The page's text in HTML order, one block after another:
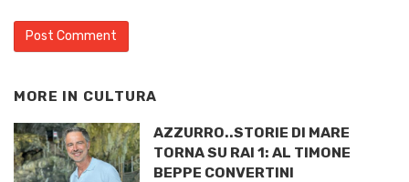
MORE IN CULTURA
AZZURRO..STORIE DI MARE
TORNA SU RAI 1: AL TIMONE
BEPPE CONVERTINI